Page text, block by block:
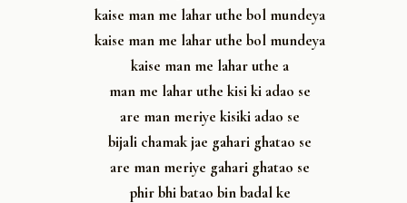
kaise man me lahar uthe bol mundeya
kaise man me lahar uthe bol mundeya
kaise man me lahar uthe a
man me lahar uthe kisi ki adao se
are man meriye kisiki adao se
bijali chamak jae gahari ghatao se
are man meriye gahari ghatao se
phir bhi batao bin badal ke